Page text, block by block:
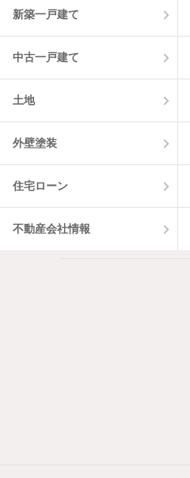
新築一戸建て
中古一戸建て
土地
外壁塗装
住宅ローン
不動産会社情報